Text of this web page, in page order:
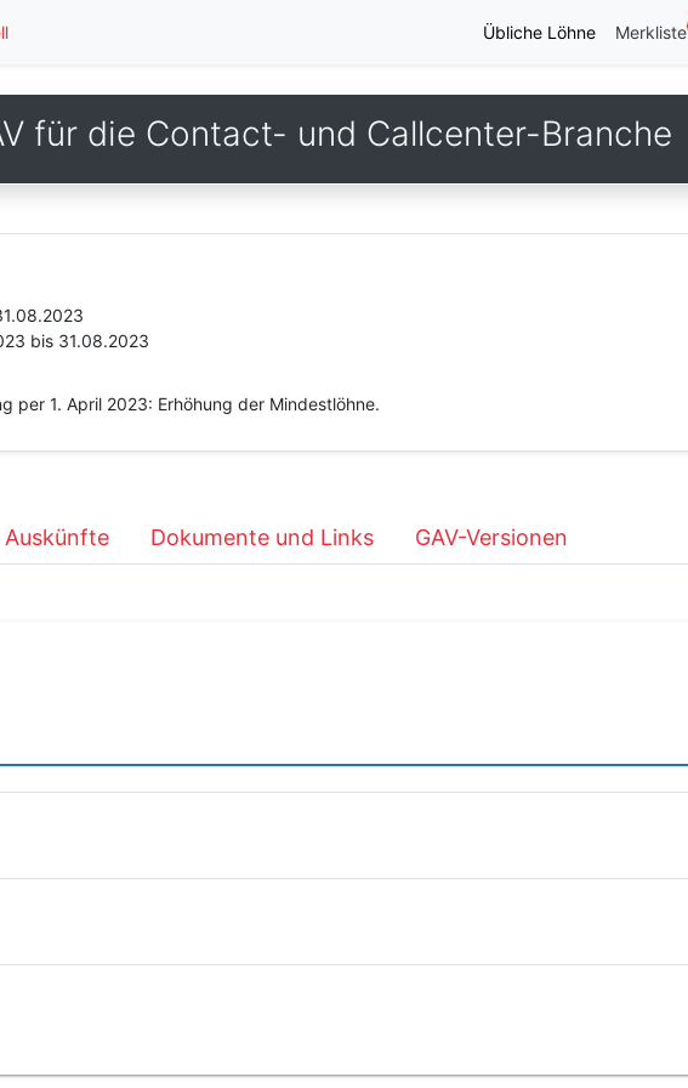
Übliche Löhne Merkliste
für die Contact- und Callcenter-Branche
bis 31.08.2023
per 1. April 2023: Erhöhung der Mindestlöhne.
Auskünfte Dokumente und Links GAV-Versionen